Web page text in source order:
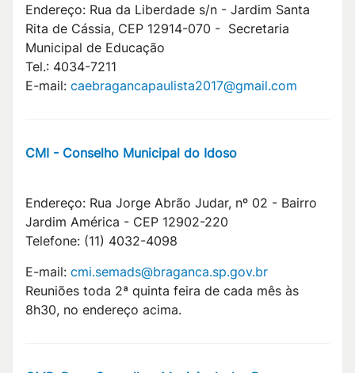
Endereço: Rua da Liberdade s/n - Jardim Santa
Rita de Cássia, CEP 12914-070 - Secretaria
Municipal de Educação
Tel.: 4034-7211
E-mail: caebragancapaulista2017@gmail.com
CMI - Conselho Municipal do Idoso
Endereço: Rua Jorge Abrão Judar, nº 02 - Bairro
Jardim América - CEP 12902-220
Telefone: (11) 4032-4098
E-mail: cmi.semads@braganca.sp.gov.br
Reuniões toda 2ª quinta feira de cada mês às
8h30, no endereço acima.